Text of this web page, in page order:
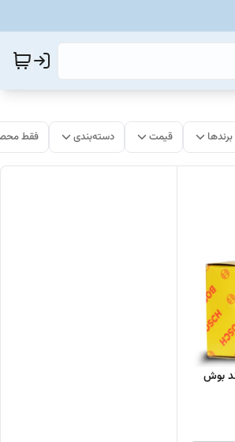
برندها قیمت دسته‌بندی فقط
بوش